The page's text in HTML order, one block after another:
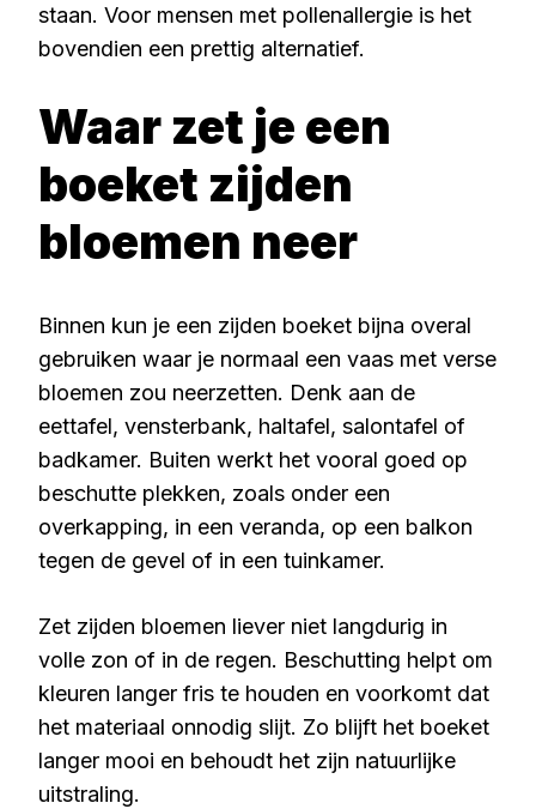
staan. Voor mensen met pollenallergie is het
bovendien een prettig alternatief.
Waar zet je een
boeket zijden
bloemen neer
Binnen kun je een zijden boeket bijna overal
gebruiken waar je normaal een vaas met verse
bloemen zou neerzetten. Denk aan de
eettafel, vensterbank, haltafel, salontafel of
badkamer. Buiten werkt het vooral goed op
beschutte plekken, zoals onder een
overkapping, in een veranda, op een balkon
tegen de gevel of in een tuinkamer.
Zet zijden bloemen liever niet langdurig in
volle zon of in de regen. Beschutting helpt om
kleuren langer fris te houden en voorkomt dat
het materiaal onnodig slijt. Zo blijft het boeket
langer mooi en behoudt het zijn natuurlijke
uitstraling.